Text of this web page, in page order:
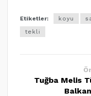
Etiketler: koyu
tekli
Tuğba Melis